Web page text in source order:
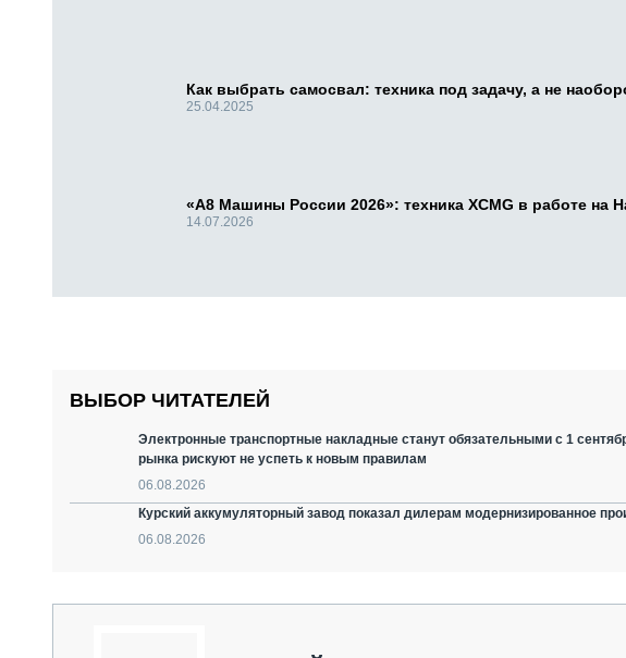
Как выбрать самосвал: техника под задачу, а не
25.04.2025
«А8 Машины России 2026»: техника XCMG в работе на
14.07.2026
ВЫБОР ЧИТАТЕЛЕЙ
Электронные транспортные накладные станут обязательными с 1
рынка рискуют не успеть к новым правилам
06.08.2026
Курский аккумуляторный завод показал дилерам модернизированное
06.08.2026